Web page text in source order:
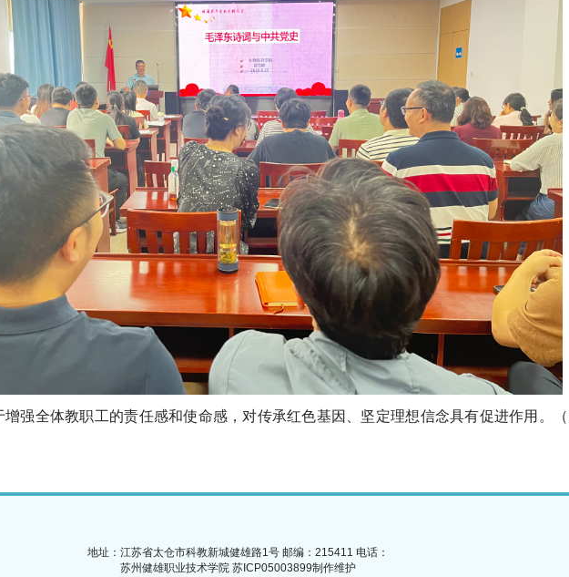
增强全体教职工的责任感和使命感 ，对传承红色基因、坚定理想信念具有促进作用。
地址：江苏省太仓市科教新城健雄路1号 邮编：215411 电话：
苏州健雄职业技术学院 苏ICP05003899制作维护